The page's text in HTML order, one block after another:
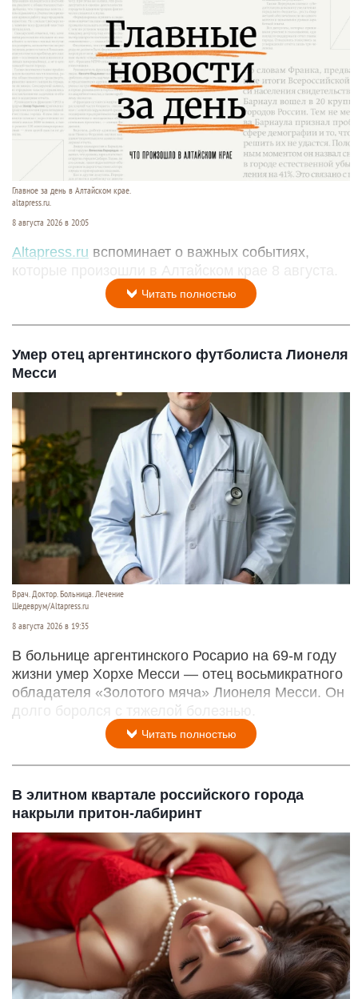
Главное за день в Алтайском крае.
altapress.ru.
8 августа 2026 в 20:05
Altapress.ru вспоминает о важных событиях,
которые произошли в Алтайском крае 8 августа.
Читать полностью
Умер отец аргентинского футболиста Лионеля
Месси
Врач. Доктор. Больница. Лечение
Шедеврум/Altapress.ru
8 августа 2026 в 19:35
В больнице аргентинского Росарио на 69-м году
жизни умер Хорхе Месси — отец восьмикратного
обладателя «Золотого мяча» Лионеля Месси. Он
долго боролся с тяжелой болезнью.
Читать полностью
В элитном квартале российского города
накрыли притон-лабиринт